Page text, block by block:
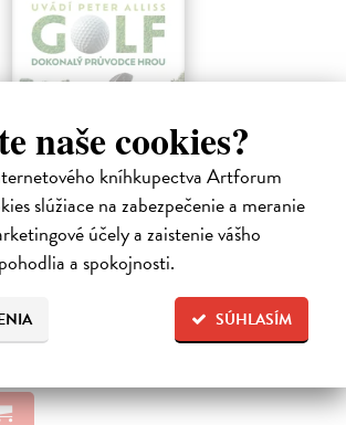
naše cookies?
kníhkupectva Artforum
slúžiace na zabezpečenie a meranie
účely a zaistenie vášho
a spokojnosti.
SÚHLASÍM
průvodce hrou
| Kniha
více užít, zdokonalit svou techniku a v konečném
ran na skóre? Tato komplexní a přehledná
průvodce hrou nabízí zásadní tipy a strategie,